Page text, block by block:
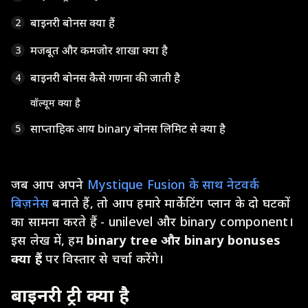
2 बाइनरी बोनस क्या हैं
3 मजबूत और कमजोर शाखा क्या है
4 बाइनरी बोनस कैसे गणना की जाती है
वॉल्यूम क्या है
5
साप्ताहिक आय binary बोनस लिमिट से क्या है
जब आप अपने Mystique Fusion के साथ नेटवर्क
बिज़नेस बनाते हैं, तो आप हमारे मार्केटिंग प्लान के दो घटकों
का सामना करते हैं - unilevel और binary component।
इस लेख में, हम binary tree और binary bonuses
क्या हैं पर विस्तार से चर्चा करेंगे।
बाइनरी ट्री क्या है